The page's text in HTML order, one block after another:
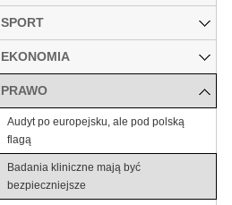
SPORT
EKONOMIA
PRAWO
Audyt po europejsku, ale pod polską
flagą
Badania kliniczne mają być
bezpieczniejsze